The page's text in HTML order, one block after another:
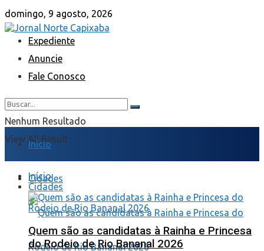
domingo, 9 agosto, 2026
Expediente
Anuncie
Fale Conosco
Nenhum Resultado
View All Result
Início
Cidades
Início
Cidades
Quem são as candidatas à Rainha e Princesa
do Rodeio de Rio Bananal 2026